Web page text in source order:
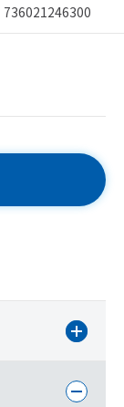
736021246300